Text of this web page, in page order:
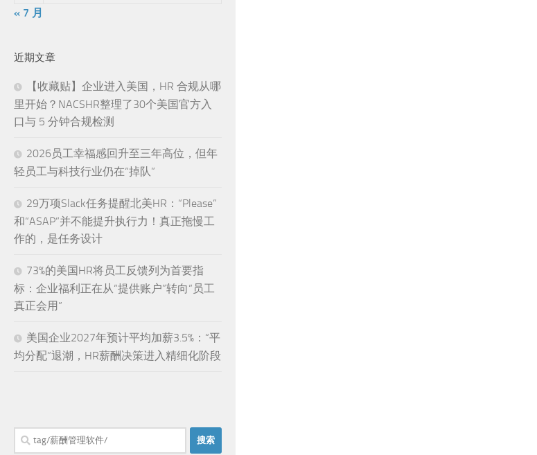
« 7 月
近期文章
【收藏贴】企业进入美国，HR 合规从哪
里开始？NACSHR整理了30个美国官方入
口与 5 分钟合规检测
2026员工幸福感回升至三年高位，但年
轻员工与科技行业仍在“掉队”
29万项Slack任务提醒北美HR：“Please”
和“ASAP”并不能提升执行力！真正拖慢工
作的，是任务设计
73%的美国HR将员工反馈列为首要指
标：企业福利正在从“提供账户”转向“员工
真正会用”
美国企业2027年预计平均加薪3.5%：“平
均分配”退潮，HR薪酬决策进入精细化阶段
搜